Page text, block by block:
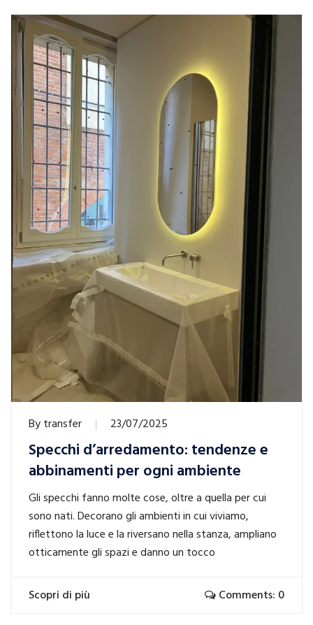
Bytransfer 23/07/2025
Specchi d’arredamento: tendenze e
abbinamenti per ogni ambiente
Gli specchi fanno molte cose, oltre a quella per cui
sono nati. Decorano gli ambienti in cui viviamo,
riflettono la luce e la riversano nella stanza, ampliano
otticamente gli spazi e danno un tocco
Scopri di più Comments: 0